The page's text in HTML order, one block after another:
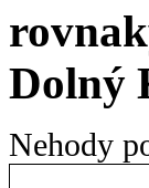
Dolný
Nehody